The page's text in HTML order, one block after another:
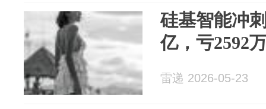
硅基智能冲
亿，亏2592
雷递 2026-05-23